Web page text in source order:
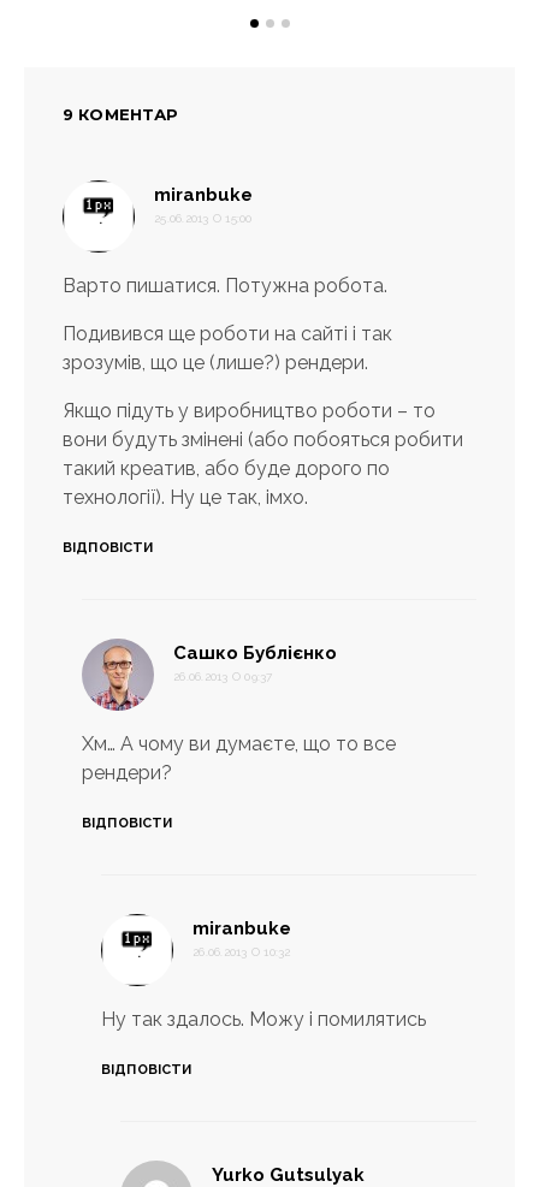
9 КОМЕНТАР
miranbuke
25.06.2013 О 15:00
Варто пишатися. Потужна робота.
Подивився ще роботи на сайті і так
зрозумів, що це (лише?) рендери.
Якщо підуть у виробництво роботи – то
вони будуть змінені (або побояться робити
такий креатив, або буде дорого по
технології). Ну це так, імхо.
ВІДПОВІСТИ
Сашко Бублієнко
26.06.2013 О 09:37
Хм… А чому ви думаєте, що то все
рендери?
ВІДПОВІСТИ
miranbuke
26.06.2013 О 10:32
Ну так здалось. Можу і помилятись
ВІДПОВІСТИ
Yurko Gutsulyak